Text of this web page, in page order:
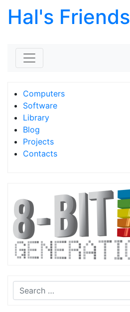
Hal's Friends
Computers
Software
Library
Blog
Projects
Contacts